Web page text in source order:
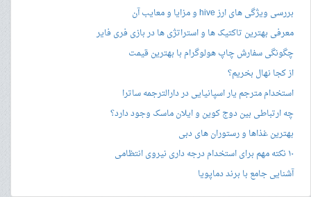
بررسی ویژگی های ارز hive و مزایا و معایب آن
معرفی بهترین تاکتیک ها و استراتژی ها در بازی فری فایر
چگونگی سفارش چاپ هولوگرام با بهترین قیمت
از کجا نهال بخریم؟
استخدام مترجم یار اسپانیایی در دارالترجمه ساترا
چه ارتباطی بین دوج کوین و ایلان ماسک وجود دارد؟
بهترین غذاها و رستوران های دبی
۱۰ نکته مهم برای استخدام درجه داری نیروی انتظامی
آشنایی جامع با برند دماپویا